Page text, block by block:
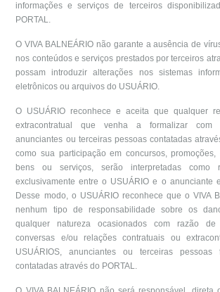
informações e serviços de terceiros
PORTAL.
O VIVA BALNEÁRIO não garante a ausência de
nos conteúdos e serviços prestados por terceiros
possam introduzir alterações nos sistemas
eletrônicos ou arquivos do USUÁRIO.
O USUÁRIO reconhece e aceita que qualquer
extracontratual que venha a formalizar com
anunciantes ou terceiras pessoas contatadas
como sua participação em concursos,
bens ou serviços, serão interpretadas como
exclusivamente entre o USUÁRIO e o anunciante
Desse modo, o USUÁRIO reconhece que o VIVA
nenhum tipo de responsabilidade sobre os
qualquer natureza ocasionados com razão de
conversas e/ou relações contratuais ou
USUÁRIOS, anunciantes ou terceiras
contatadas através do PORTAL.